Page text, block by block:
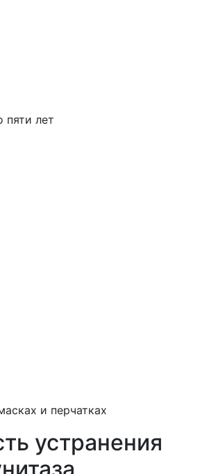
пяти лет
и перчатках
устранения